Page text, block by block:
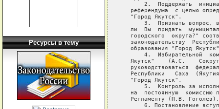
Ресурсы в тему
2.  Поддержать
референдума  с целью
   "Город Якутск".
3.  Признать вопрос,
ли  Вы  придать
городского  округа?"
законодательству
образования "Город
4.  Избирательной
Якутск"    (А.С.
руководствоваться
Республики   Саха
   "Город Якутск".
5.  Контроль за
на  постоянную  комиссию
   Регламенту (П.В. Гоголев).
6. Постановление